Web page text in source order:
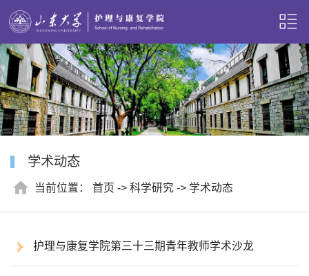
学术动态
当前位置： 首页 -> 科学研究 -> 学术动态
护理与康复学院第三十三期青年教师学术沙龙